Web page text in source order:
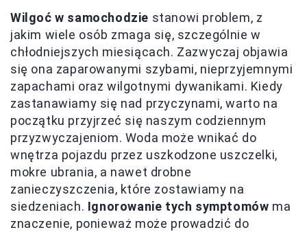
Wilgoć w samochodzie stanowi problem, z
jakim wiele osób zmaga się, szczególnie w
chłodniejszych miesiącach. Zazwyczaj objawia
się ona zaparowanymi szybami, nieprzyjemnymi
zapachami oraz wilgotnymi dywanikami. Kiedy
zastanawiamy się nad przyczynami, warto na
początku przyjrzeć się naszym codziennym
przyzwyczajeniom. Woda może wnikać do
wnętrza pojazdu przez uszkodzone uszczelki,
mokre ubrania, a nawet drobne
zanieczyszczenia, które zostawiamy na
siedzeniach. Ignorowanie tych symptomów ma
znaczenie, ponieważ może prowadzić do